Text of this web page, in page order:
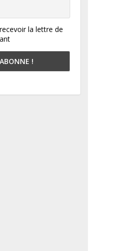
la lettre de